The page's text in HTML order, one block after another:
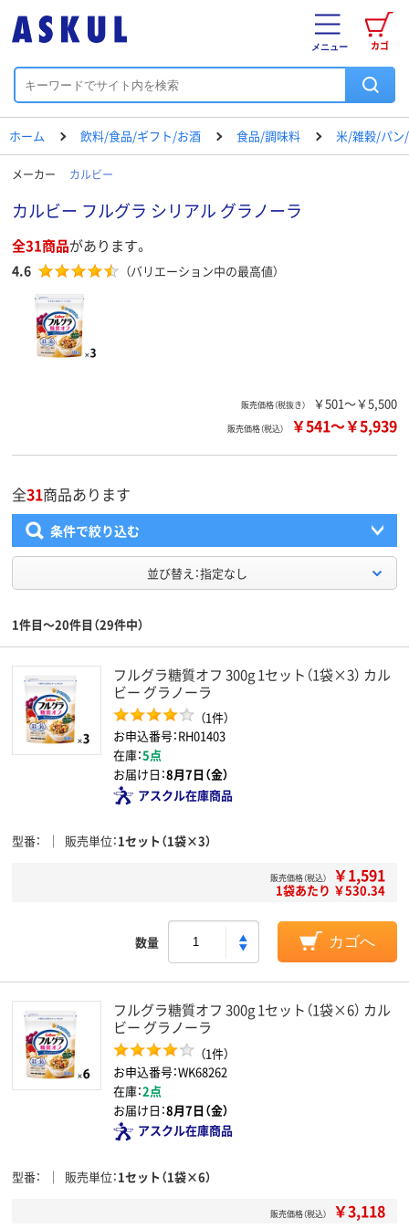
カゴ
メニュー
ホーム 飲料/食品/ギフト/お酒 食品/調味料 米/雑穀/パン
メーカー カルビー
カルビー フルグラ シリアル グラノーラ
全31商品があります。
4.6 （バリエーション中の最高値）
販売価格（税抜き） ￥501～￥5,500
販売価格（税込） ￥541～￥5,939
全31商品あります
条件で絞り込む
並び替え：指定なし
1件目～20件目（29件中）
フルグラ糖質オフ 300g 1セット（1袋×3） カル
ビー グラノーラ
（1件）
お申込番号：RH01403
在庫：5点
お届け日：8月7日（金）
アスクル在庫商品
型番 販売単位 1セット（1袋×3）
販売価格（税込） ￥1,591
1袋あたり ￥530.34
数量 カゴへ
フルグラ糖質オフ 300g 1セット（1袋×6） カル
ビー グラノーラ
（1件）
お申込番号：WK68262
在庫：2点
お届け日：8月7日（金）
アスクル在庫商品
型番 販売単位 1セット（1袋×6）
販売価格（税込） ￥3,118